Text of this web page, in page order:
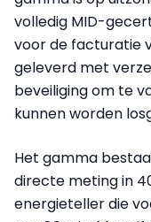
volledig MID-
voor de facturatie
geleverd met
beveiliging om te
kunnen worden
Het gamma
directe meting in
energieteller die